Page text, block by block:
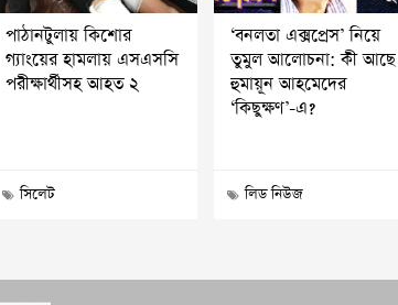
পাঠানটুলায় কিশোর
গ্যাংয়ের হামলায় এসএসসি
পরীক্ষার্থীসহ আহত ২
সিলেট
‘বনলতা এক্সপ্রেস’ নিয়ে
তুমুল আলোচনা: কী আছে
হুমায়ূন আহমেদের
‘কিছুক্ষণ’-এ?
লিড নিউজ